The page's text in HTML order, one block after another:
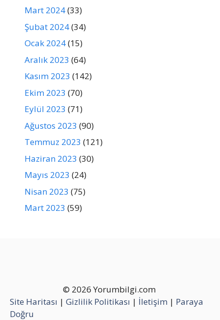
Mart 2024(33)
Şubat 2024(34)
Ocak 2024(15)
Aralık 2023 (64)
Kasım 2023 (142)
Ekim 2023 (70)
Eylül 2023 (71)
Ağustos 2023 (90)
Temmuz 2023 (121)
Haziran 2023 (30)
Mayıs 2023 (24)
Nisan 2023 (75)
Mart 2023 (59)
© 2026 Yorumbilgi.com
Site Haritası | Gizlilik Politikası | İletişim | Paraya
Doğru